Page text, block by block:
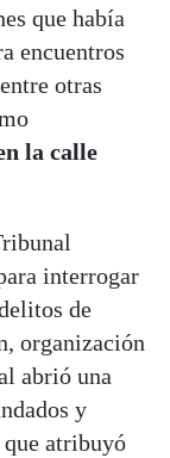
que había
encuentros
otras
la calle
interrogar
de
organización
abrió una
y
atribuyó